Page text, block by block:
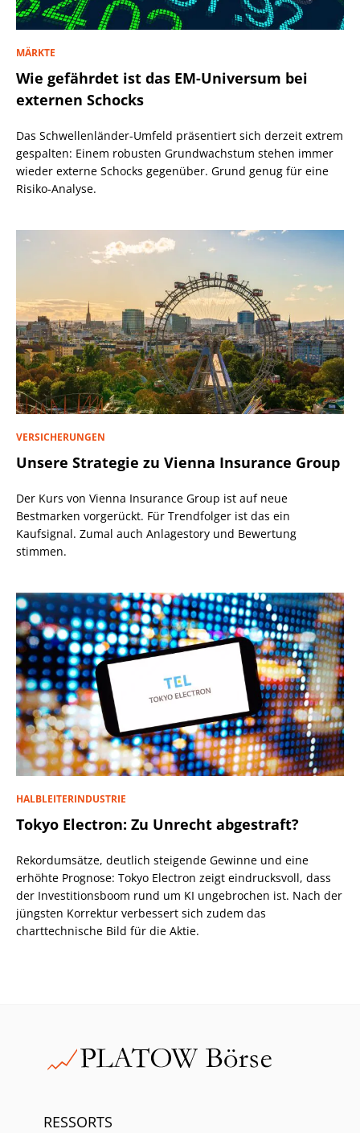
MÄRKTE
Wie gefährdet ist das EM-Universum bei
externen Schocks
Das Schwellenländer-Umfeld präsentiert sich derzeit extrem
gespalten: Einem robusten Grundwachstum stehen immer
wieder externe Schocks gegenüber. Grund genug für eine
Risiko-Analyse.
VERSICHERUNGEN
Unsere Strategie zu Vienna Insurance Group
Der Kurs von Vienna Insurance Group ist auf neue
Bestmarken vorgerückt. Für Trendfolger ist das ein
Kaufsignal. Zumal auch Anlagestory und Bewertung
stimmen.
HALBLEITERINDUSTRIE
Tokyo Electron: Zu Unrecht abgestraft?
Rekordumsätze, deutlich steigende Gewinne und eine
erhöhte Prognose: Tokyo Electron zeigt eindrucksvoll, dass
der Investitionsboom rund um KI ungebrochen ist. Nach der
jüngsten Korrektur verbessert sich zudem das
charttechnische Bild für die Aktie.
RESSORTS